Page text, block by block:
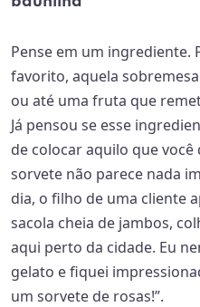
Pense em um ingrediente.
favorito, aquela
ou até uma fruta que
Já pensou se esse
de colocar aquilo que
sorvete não parece nada
dia, o filho de uma cliente
sacola cheia de jambos,
aqui perto da cidade. Eu
gelato e fiquei
um sorvete de rosas!”.